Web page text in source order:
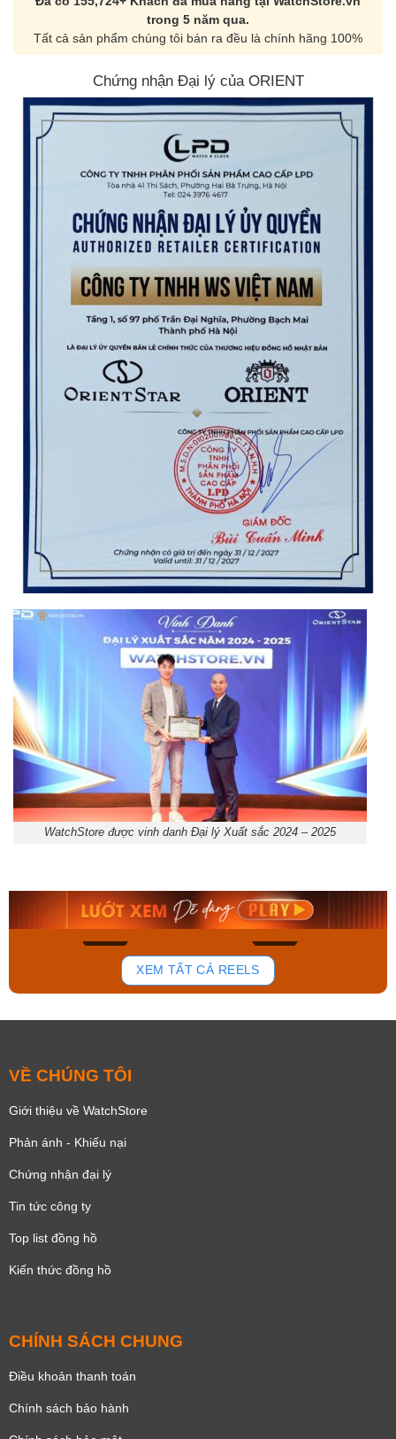
trong 5 năm qua.
Tất cả sản phẩm chúng tôi bán ra đều là chính hãng 100%
Chứng nhận Đại lý của ORIENT
WatchStore được vinh danh Đại lý Xuất sắc 2024 – 2025
175
Mua ngay Mua ngay
XEM TẤT CẢ REELS
VỀ CHÚNG TÔI
Giới thiệu về WatchStore
Phản ánh - Khiếu nại
Chứng nhận đại lý
Tin tức công ty
Top list đồng hồ
Kiến thức đồng hồ
CHÍNH SÁCH CHUNG
Điều khoản thanh toán
Chính sách bảo hành